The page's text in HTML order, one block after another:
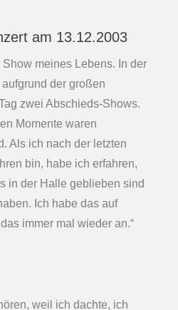
am 13.12.2003
meines Lebens. In der
der großen
zwei Abschieds-Shows.
Momente waren
Als ich nach der letzten
bin, habe ich erfahren,
in der Halle geblieben sind
Ich habe das auf
immer mal wieder an.“
weil ich dachte, ich